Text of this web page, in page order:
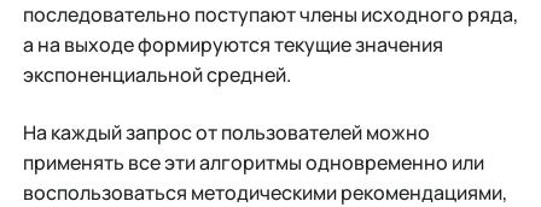
последовательно поступают члены исходного ряда,
а на выходе формируются текущие значения
экспоненциальной средней.
На каждый запрос от пользователей можно
применять все эти алгоритмы одновременно или
воспользоваться методическими рекомендациями,